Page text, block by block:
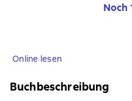
Noch
Online lesen
Buchbeschreibung